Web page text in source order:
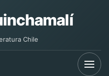
Chile